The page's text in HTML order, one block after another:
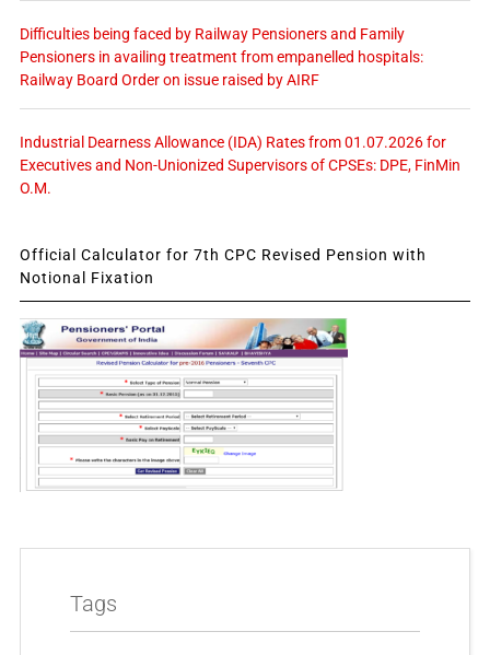
Difficulties being faced by Railway Pensioners and Family
Pensioners in availing treatment from empanelled hospitals:
Railway Board Order on issue raised by AIRF
Industrial Dearness Allowance (IDA) Rates from 01.07.2026 for
Executives and Non-Unionized Supervisors of CPSEs: DPE, FinMin
O.M.
Official Calculator for 7th CPC Revised Pension with
Notional Fixation
Tags